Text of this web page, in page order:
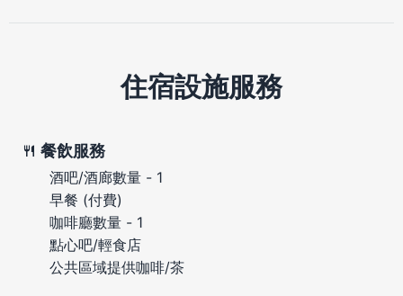
住宿設施服務
餐飲服務
酒吧/酒廊數量 - 1
早餐 (付費)
咖啡廳數量 - 1
點心吧/輕食店
公共區域提供咖啡/茶